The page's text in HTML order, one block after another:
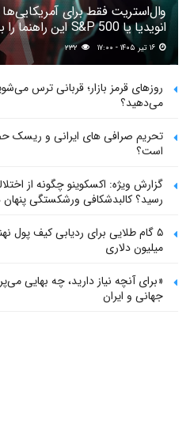
وال‌استریت فقط برای
انویدیا یا S&P 500 این راهنما را بخوانید
۲۳۲
روزهای قرمز بازار؛ قربانی ترس
می‌دهید؟
تحریم صرافی های ایرانی و ریسک
است؟
گزارش ویژه: اکسکوینو چگونه از
رسید؟ کالبدشکافی ورشکستگی پنهان
۵ گام طلایی برای ردیابی کیف
میلیون دلاری
«برای آنچه نیاز دارید، چه بهایی
جهانی و ایران